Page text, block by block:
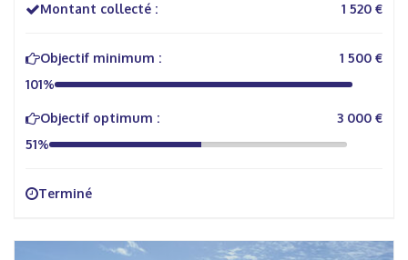
Montant collecté : 1 520 €
Objectif minimum :
1 500 €
101%
Objectif optimum :
3 000 €
51%
Terminé